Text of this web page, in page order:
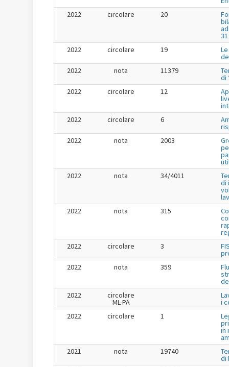
2022
circolare 20
2022
circolare 19
2022
nota 11379
di
2022
circolare 12
2022
circolare 6
2022
nota 2003
2022
nota 34/4011
di
2022
nota 315
2022
circolare 3
2022
nota 359
2022
circolare
ML-PA
i
2022
circolare 1
in
2021
nota 19740
di